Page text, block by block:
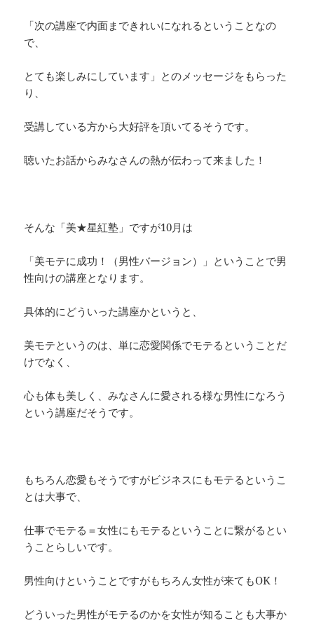
「次の講座で内面まできれいになれるということなの
で、
とても楽しみにしています」とのメッセージをもらった
り、
受講している方から大好評を頂いてるそうです。
聴いたお話からみなさんの熱が伝わって来ました！
そんな「美★星紅塾」ですが10月は
「美モテに成功！（男性バージョン）」ということで男
性向けの講座となります。
具体的にどういった講座かというと、
美モテというのは、単に恋愛関係でモテるということだ
けでなく、
心も体も美しく、みなさんに愛される様な男性になろう
という講座だそうです。
もちろん恋愛もそうですがビジネスにもモテるというこ
とは大事で、
仕事でモテる＝女性にもモテるということに繋がるとい
うことらしいです。
男性向けということですがもちろん女性が来てもOK！
どういった男性がモテるのかを女性が知ることも大事か